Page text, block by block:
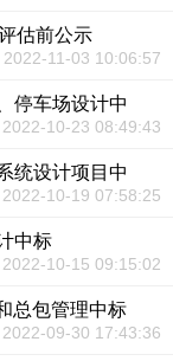
估前公示
2022-11-03 10:06:57
停车场设计中
2022-10-23 08:49:43
统设计项目中
2022-10-19 07:58:25
中标
2022-10-15 09:15:02
总包管理中标
2022-09-30 17:43:36